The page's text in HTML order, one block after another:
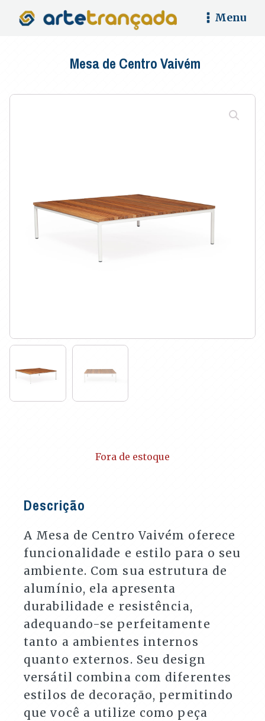
Menu
Mesa de Centro Vaivém
Fora de estoque
Descrição
A Mesa de Centro Vaivém oferece
funcionalidade e estilo para o seu
ambiente. Com sua estrutura de
alumínio, ela apresenta
durabilidade e resistência,
adequando-se perfeitamente
tanto a ambientes internos
quanto externos. Seu design
versátil combina com diferentes
estilos de decoração, permitindo
que você a utilize como peça